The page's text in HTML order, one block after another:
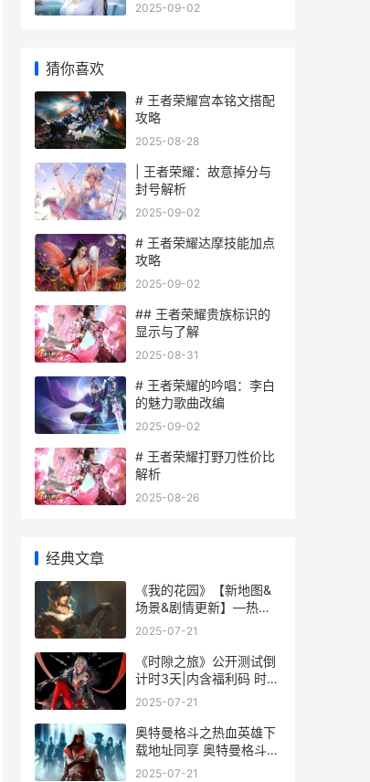
2025-09-02
猜你喜欢
# 王者荣耀宫本铭文搭配
攻略
2025-08-28
| 王者荣耀：故意掉分与
封号解析
2025-09-02
# 王者荣耀达摩技能加点
攻略
2025-09-02
## 王者荣耀贵族标识的
显示与了解
2025-08-31
# 王者荣耀的吟唱：李白
的魅力歌曲改编
2025-09-02
# 王者荣耀打野刀性价比
解析
2025-08-26
经典文章
《我的花园》【新地图&
场景&剧情更新】—热带
岛屿度假篇 我的花园破解
2025-07-21
《时隙之旅》公开测试倒
计时3天|内含福利码 时间
之隙
2025-07-21
奥特曼格斗之热血英雄下
载地址同享 奥特曼格斗之
热血英雄破解版下载所有
2025-07-21